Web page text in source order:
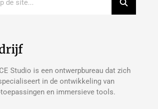
Studio is een ontwerpbureau dat zich
in de ontwikkeling van
en immersieve tools.